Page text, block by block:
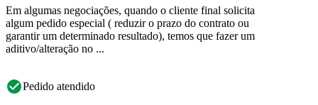
Em algumas negociações, quando o cliente final solicita
algum pedido especial ( reduzir o prazo do contrato ou
garantir um determinado resultado), temos que fazer um
aditivo/alteração no ...
Pedido atendido